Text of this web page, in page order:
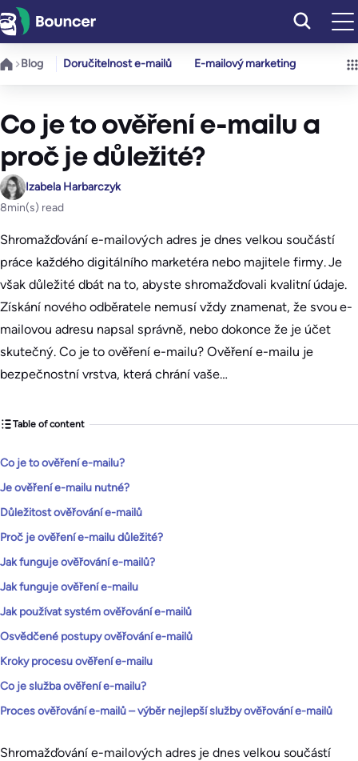
Přeskočit
na
obsah
Blog Doručitelnost e-mailů E-mailový marketing
Co je to ověření e-mailu a
proč je důležité?
Izabela Harbarczyk
8min(s) read
Shromažďování e-mailových adres je dnes velkou součástí
práce každého digitálního marketéra nebo majitele firmy. Je
však důležité dbát na to, abyste shromažďovali kvalitní údaje.
Získání nového odběratele nemusí vždy znamenat, že svou e-
mailovou adresu napsal správně, nebo dokonce že je účet
skutečný. Co je to ověření e-mailu? Ověření e-mailu je
bezpečnostní vrstva, která chrání vaše…
Table of content
Co je to ověření e-mailu?
Je ověření e-mailu nutné?
Důležitost ověřování e-mailů
Proč je ověření e-mailu důležité?
Jak funguje ověřování e-mailů?
Jak funguje ověření e-mailu
Jak používat systém ověřování e-mailů
Osvědčené postupy ověřování e-mailů
Kroky procesu ověření e-mailu
Co je služba ověření e-mailu?
Proces ověřování e-mailů – výběr nejlepší služby ověřování e-mailů
Shromažďování e-mailových adres je dnes velkou součástí